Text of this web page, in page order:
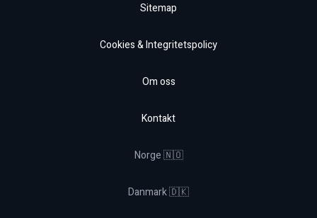
Sitemap
Cookies & Integritetspolicy
Om oss
Kontakt
Norge 🇳🇴
Danmark 🇩🇰